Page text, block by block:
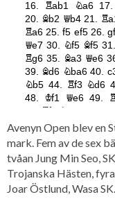
Avenyn Open blev en
mark. Fem av de sex
tvåan Jung Min Seo,
Trojanska Hästen,
Joar Östlund, Wasa SK.